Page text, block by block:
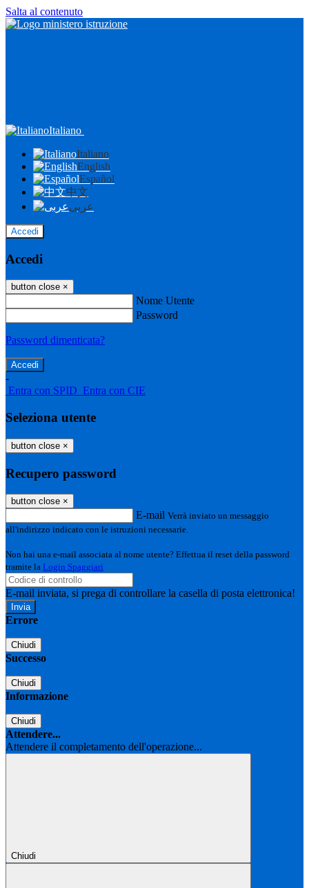
Salta al contenuto
Italiano
Italiano
English
Español
中文
عربى
Accedi
Accedi
button close ×
Nome Utente
Password
Password dimenticata?
-
Entra con SPID Entra con CIE
Seleziona utente
button close ×
Recupero password
button close ×
E-mail Verrà inviato un messaggio
all'indirizzo indicato con le istruzioni necessarie.
Non hai una e-mail associata al nome utente? Effettua il reset della password
tramite la Login Spaggiari
E-mail inviata, si prega di controllare la casella di posta elettronica!
Errore
Chiudi
Successo
Chiudi
Informazione
Chiudi
Attendere...
Attendere il completamento dell'operazione...
Chiudi